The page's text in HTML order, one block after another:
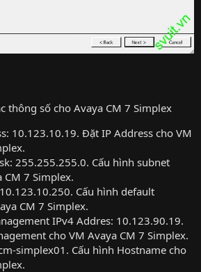
thông số cho Avaya CM 7 Simplex
10.123.10.19. Đặt IP Address cho VM
255.255.255.0. Cấu hình subnet
CM 7 Simplex.
Cấu hình default
CM 7 Simplex.
IPv4 Addres: 10.123.90.19.
cho VM Avaya CM 7 Simplex.
simplex01. Cấu hình Hostname cho